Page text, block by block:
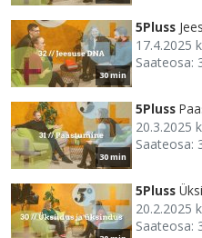
30 min
5Pluss
17.4.2025
Saateosa:
30 min
5Pluss
20.3.2025
Saateosa:
5Pluss
20.2.2025
Saateosa: